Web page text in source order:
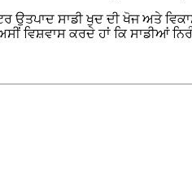
ਉਤਪਾਦ ਸਾਡੀ ਖੁਦ ਦੀ ਖੋਜ ਅਤੇ
ਵਿਸ਼ਵਾਸ ਕਰਦੇ ਹਾਂ ਕਿ ਸਾਡੀਆਂ